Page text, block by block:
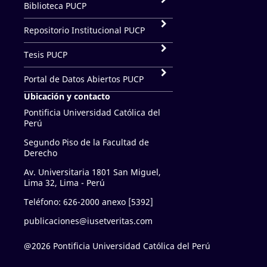
Biblioteca PUCP
Repositorio Institucional PUCP
Tesis PUCP
Portal de Datos Abiertos PUCP
Ubicación y contacto
Pontificia Universidad Católica del
Perú
Segundo Piso de la Facultad de
Derecho
Av. Universitaria 1801 San Miguel,
Lima 32, Lima - Perú
Teléfono: 626-2000 anexo [5392]
publicaciones@iusetveritas.com
@2026 Pontificia Universidad Católica del Perú